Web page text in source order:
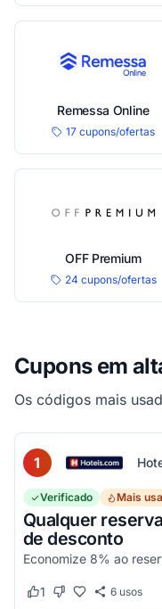
Remessa Online
17 cupons/ofertas
OFF Premium
24 cupons/ofertas
Cupons em
Os códigos mais
1
Verificado Mais
Qualquer
de desconto
Este cupom funcionou
1 Este cupom não
6usos